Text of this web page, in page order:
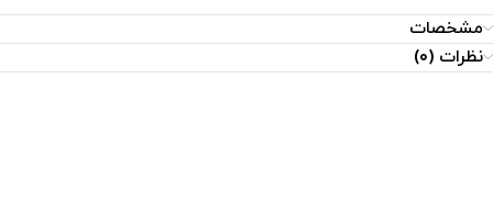
مشخصات
نظرات (0)